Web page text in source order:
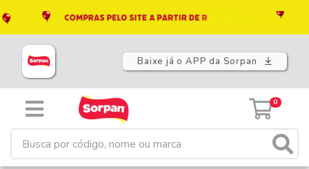
Baixe já o APP da Sorpan
0